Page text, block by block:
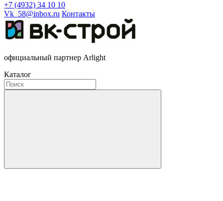
+7 (4932) 34 10 10
Vk_58@inbox.ru Контакты
официальный партнер Arlight
Каталог